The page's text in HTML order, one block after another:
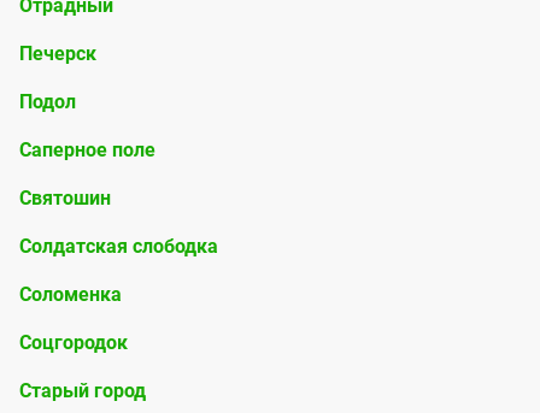
e
l
s
д
к
л
ю
ч
е
н
я
с
в
г
о
о
д
а
д
Отрадный
Печерск
Подол
Саперное поле
Святошин
Солдатская слободка
Соломенка
Соцгородок
Старый город